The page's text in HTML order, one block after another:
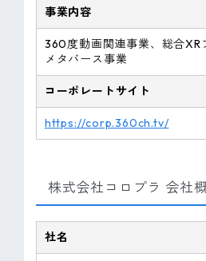
事業内容
360度動画関連事業、総合XR
メタバース事業
コーポレートサイト
https://corp.360ch.tv/
株式会社コロプラ 会社
社名